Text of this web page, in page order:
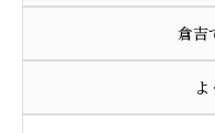
倉吉
よ